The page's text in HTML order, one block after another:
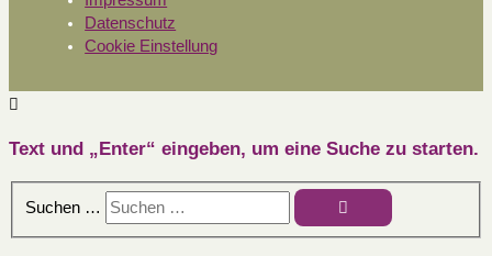
Datenschutz
Cookie Einstellung
Text und „Enter“ eingeben, um eine Suche zu starten.
Suchen …